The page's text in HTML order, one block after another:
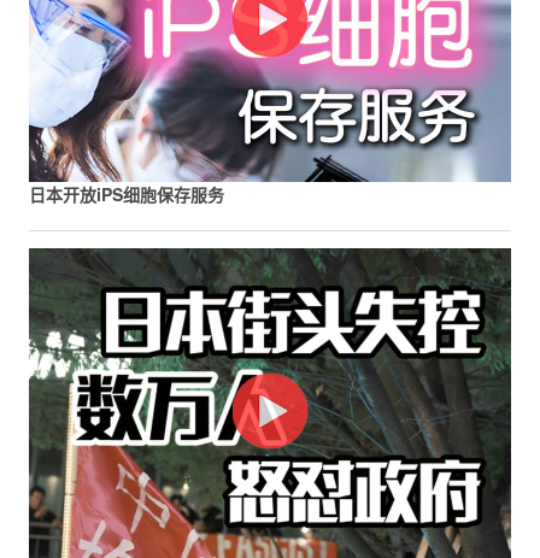
日本开放iPS细胞保存服务